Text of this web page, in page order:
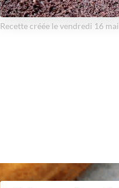
Recette créée le vendredi 16